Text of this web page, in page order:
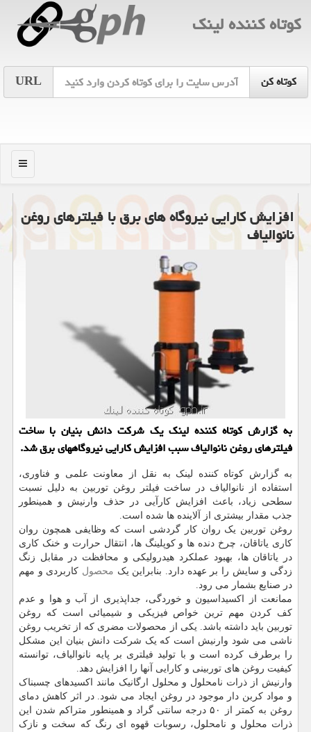
كوتاه كننده لینك
URL
منو
افزایش کارایی نیروگاه های برق با فیلترهای روغن
نانوالیاف
به گزارش کوتاه کننده لینک یک شرکت دانش بنیان با ساخت
فیلترهای روغن نانوالیاف سبب افزایش کارایی نیروگاههای برق شد.
به گزارش کوتاه کننده لینک به نقل از معاونت علمی و فناوری،
استفاده از نانوالیاف در ساخت فیلتر روغن توربین به دلیل نسبت
سطحی زیاد، باعث افزایش کارآیی در حذف وارنیش و همینطور
جذب مقدار بیشتری از آلاینده ها شده است.
روغن توربین یک روان کار گردشی است که وظایفی همچون روان
کاری یاتاقان، چرخ دنده ها و کوپلینگ ها، انتقال حرارت و خنک کاری
در یاتاقان ها، بهبود عملکرد هیدرولیکی و محافظت در مقابل زنگ
زدگی و سایش را بر عهده دارد. بنابراین یک محصول کاربردی و مهم
در صنایع بشمار می رود.
ممانعت از اکسیداسیون و خوردگی، جداپذیری از آب و هوا و عدم
کف کردن مهم ترین خواص فیزیکی و شیمیائی است که روغن
توربین باید داشته باشد. یکی از محصولات مضری که از تخریب روغن
ناشی می شود وارنیش است که یک شرکت دانش بنیان این مشکل
را برطرف کرده است و با تولید فیلتری بر پایه نانوالیاف، توانسته
کیفیت روغن های توربینی و کارایی آنها را افزایش دهد.
وارنیش از ذرات نامحلول و محلول ارگانیک مانند اکسیدهای چسبناک
و مواد کربن دار موجود در روغن ایجاد می شود. در اثر کاهش دمای
روغن به کمتر از ۵۰ درجه سانتی گراد و همینطور متراکم شدن این
ذرات محلول و نامحلول، رسوبات قهوه ای رنگ که سخت و نازک